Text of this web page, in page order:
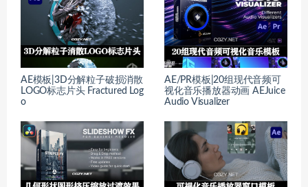
AE模板|3D分解粒子破损消散
LOGO标志片头 Fractured Log
o
AE/PR模板|20组现代音频可
视化音乐播放器动画 AEJuice
Audio Visualizer